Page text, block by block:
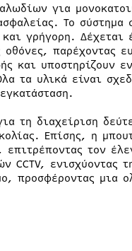
για
Το
γρήγορη.
παρέχοντας
και υποστηρίζουν
τα υλικά είναι
τη διαχείριση
Επίσης, η
τον
CCTV, ενισχύοντας
προσφέροντας μια